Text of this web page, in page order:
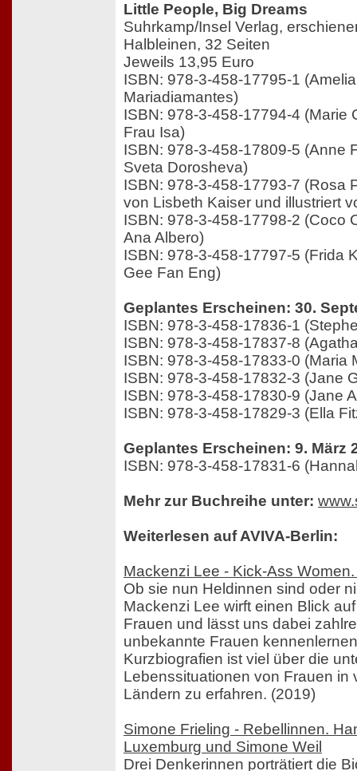
Little People, Big Dreams
Suhrkamp/Insel Verlag,
Halbleinen, 32 Seiten
Jeweils 13,95 Euro
ISBN: 978-3-458-17795-1
Mariadiamantes)
ISBN: 978-3-458-17794-4 (Marie
Frau Isa)
ISBN: 978-3-458-17809-5 (Anne
Sveta Dorosheva)
ISBN: 978-3-458-17793-7 (Rosa
von Lisbeth Kaiser und illustriert
ISBN: 978-3-458-17798-2 (Coco
Ana Albero)
ISBN: 978-3-458-17797-5 (Frida
Gee Fan Eng)
Geplantes Erscheinen: 30.
ISBN: 978-3-458-17836-1
ISBN: 978-3-458-17837-8
ISBN: 978-3-458-17833-0 (Maria
ISBN: 978-3-458-17832-3 (Jane
ISBN: 978-3-458-17830-9 (Jane
ISBN: 978-3-458-17829-3 (Ella
Geplantes Erscheinen: 9. März
ISBN: 978-3-458-17831-6
Mehr zur Buchreihe unter:
Weiterlesen auf AVIVA-Berlin:
Mackenzi Lee - Kick-Ass
Ob sie nun Heldinnen sind oder
Mackenzi Lee wirft einen Blick
Frauen und lässt uns dabei
unbekannte Frauen
Kurzbiografien ist viel über die
Lebenssituationen von Frauen in
Ländern zu erfahren. (2019)
Simone Frieling - Rebellinnen.
Luxemburg und Simone Weil
Drei Denkerinnen porträtiert die